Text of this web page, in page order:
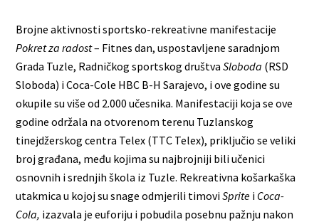
Brojne aktivnosti sportsko-rekreativne manifestacije
Pokret za radost– Fitnes dan, uspostavljene saradnjom
Grada Tuzle, Radničkog sportskog društvaSloboda (RSD
Sloboda) i Coca-Cole HBC B-H Sarajevo, i ove godine su
okupile su više od 2.000 učesnika. Manifestaciji koja se ove
godine održala na otvorenom terenu Tuzlanskog
tinejdžerskog centra Telex (TTC Telex), priključio se veliki
broj građana, među kojima su najbrojniji bili učenici
osnovnih i srednjih škola iz Tuzle. Rekreativna košarkaška
utakmica u kojoj su snage odmjerili timoviSprite i Coca-
Cola, izazvala je euforiju i pobudila posebnu pažnju nakon